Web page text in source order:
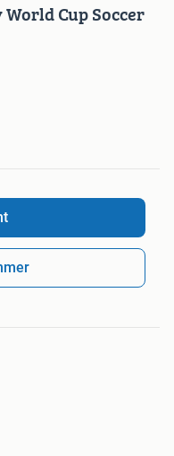
Cup Soccer